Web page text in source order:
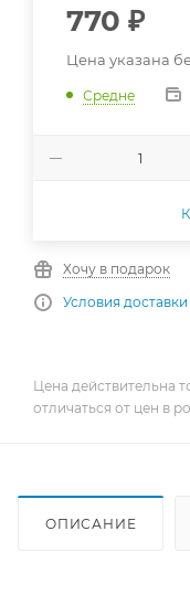
770 ₽
Цена указана
Средне
Хочу в подарок
Условия доставки
Цена действительна
отличаться от цен в
ОПИСАНИЕ